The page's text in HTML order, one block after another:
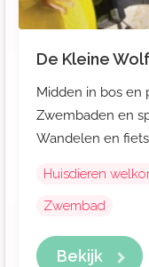
De Kleine
Midden in bos en
Zwembaden en
Wandelen en
Huisdieren
Zwembad
Bekijk